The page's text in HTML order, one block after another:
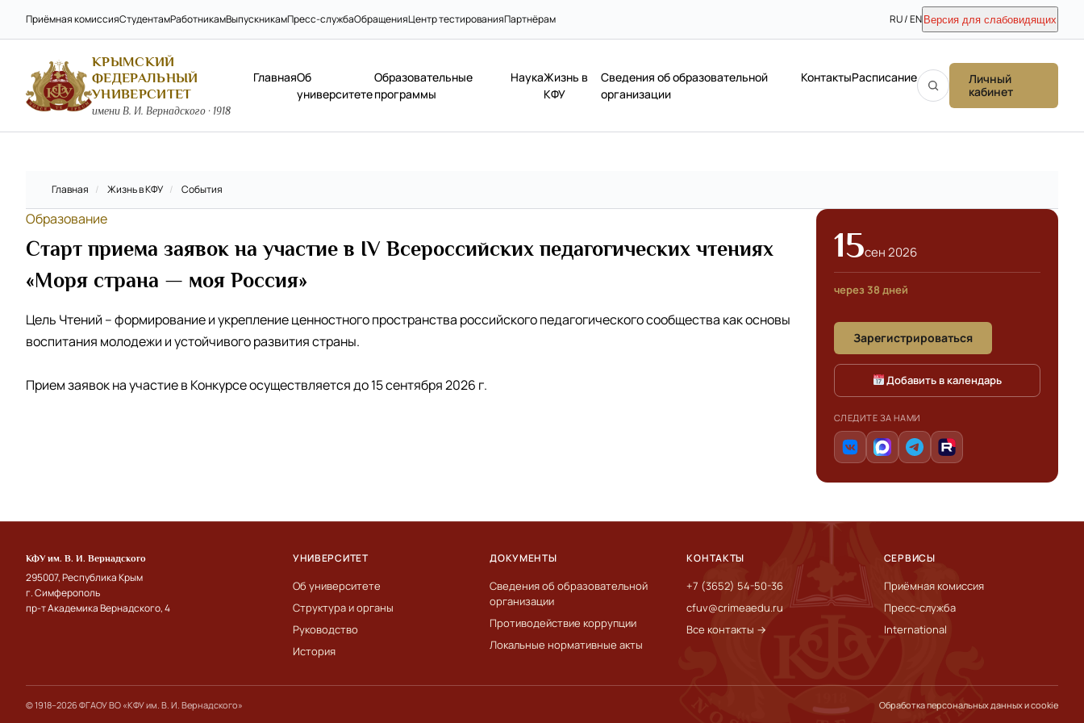
Приёмная комиссияСтудентамРаботникамВыпускникамПресс-службаОбращенияЦентр тестированияПартнёрам RU / EN Версия для слабовидящих
КРЫМСКИЙ
ФЕДЕРАЛЬНЫЙ
УНИВЕРСИТЕТ
имени В. И. Вернадского · 1918
ГлавнаяОб
университете
Образовательные
программы
НаукаЖизнь в
КФУ
Сведения об образовательной
организации
КонтактыРасписание
Личный
кабинет
Главная / Жизнь в КФУ / События
Образование
Старт приема заявок на участие в IV Всероссийских педагогических чтениях
«Моря страна — моя Россия»
Цель Чтений – формирование и укрепление ценностного пространства российского педагогического сообщества как основы
воспитания молодежи и устойчивого развития страны.
Прием заявок на участие в Конкурсе осуществляется до 15 сентября 2026 г.
15сен 2026
через 38 дней
Зарегистрироваться
Добавить в календарь
СЛЕДИТЕ ЗА НАМИ
КФУ им. В. И. Вернадского
295007, Республика Крым
г. Симферополь
пр-т Академика Вернадского, 4
УНИВЕРСИТЕТ
Об университете
Структура и органы
Руководство
История
ДОКУМЕНТЫ
Сведения об образовательной
организации
Противодействие коррупции
Локальные нормативные акты
КОНТАКТЫ
+7 (3652) 54-50-36
cfuv@crimeaedu.ru
Все контакты →
СЕРВИСЫ
Приёмная комиссия
Пресс-служба
International
© 1918–2026 ФГАОУ ВО «КФУ им. В. И. Вернадского» Обработка персональных данных и cookie